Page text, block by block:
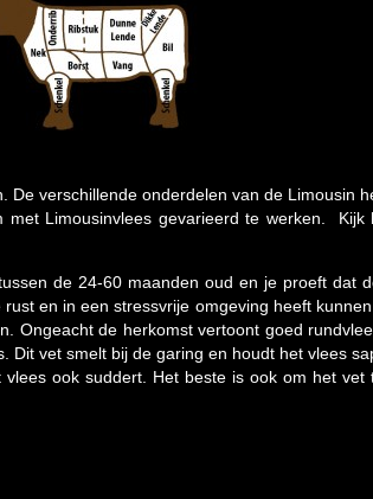
De verschillende onderdelen van de Limousin
met Limousinvlees gevarieerd te werken. Kijk
de 24-60 maanden oud en je proeft dat
en in een stressvrije omgeving heeft
Ongeacht de herkomst vertoont goed
Dit vet smelt bij de garing en houdt het vlees
ook suddert. Het beste is ook om het vet